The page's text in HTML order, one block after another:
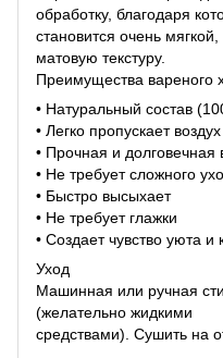
обработку, благодаря
становится очень
матовую текстуру.
Преимущества вареного
• Натуральный состав
• Легко пропускает
• Прочная и долговечная
• Не требует сложного
• Быстро высыхает
• Не требует глажки
• Создает чувство уюта и
Уход
Машинная или ручная
(желательно жидкими
средствами). Сушить на